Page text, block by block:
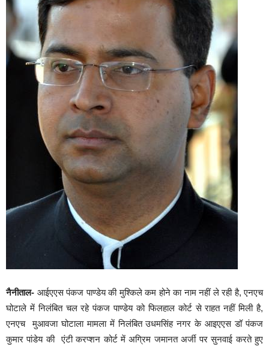
नैनीताल- आईएएस पंकज पाण्डेय की मुश्किले कम होने का नाम नहीं ले रही है, एनएच
घोटाले में निलंबित चल रहे पंकज पाण्डेय को फिलहाल कोर्ट से राहत नहीं मिली है,
एनएच मुआवजा घोटाला मामला में निलंबित उधमसिंह नगर के आइएएस डॉ पंकज
कुमार पांडेय की एंटी करप्शन कोर्ट में अग्रिम जमानत अर्जी पर सुनवाई करते हुए